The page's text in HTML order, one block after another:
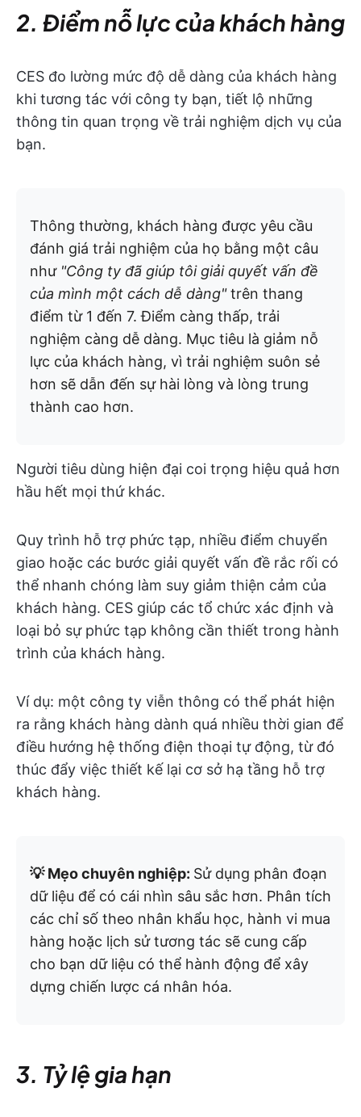
2. Điểm nỗ lực của khách hàng
CES đo lường mức độ dễ dàng của khách hàng
khi tương tác với công ty bạn, tiết lộ những
thông tin quan trọng về trải nghiệm dịch vụ của
bạn.
Thông thường, khách hàng được yêu cầu
đánh giá trải nghiệm của họ bằng một câu
như "Công ty đã giúp tôi giải quyết vấn đề
của mình một cách dễ dàng"trên thang
điểm từ 1 đến 7. Điểm càng thấp, trải
nghiệm càng dễ dàng. Mục tiêu là giảm nỗ
lực của khách hàng, vì trải nghiệm suôn sẻ
hơn sẽ dẫn đến sự hài lòng và lòng trung
thành cao hơn.
Người tiêu dùng hiện đại coi trọng hiệu quả hơn
hầu hết mọi thứ khác.
Quy trình hỗ trợ phức tạp, nhiều điểm chuyển
giao hoặc các bước giải quyết vấn đề rắc rối có
thể nhanh chóng làm suy giảm thiện cảm của
khách hàng. CES giúp các tổ chức xác định và
loại bỏ sự phức tạp không cần thiết trong hành
trình của khách hàng.
Ví dụ: một công ty viễn thông có thể phát hiện
ra rằng khách hàng dành quá nhiều thời gian để
điều hướng hệ thống điện thoại tự động, từ đó
thúc đẩy việc thiết kế lại cơ sở hạ tầng hỗ trợ
khách hàng.
💡 Mẹo chuyên nghiệp: Sử dụng phân đoạn
dữ liệu để có cái nhìn sâu sắc hơn. Phân tích
các chỉ số theo nhân khẩu học, hành vi mua
hàng hoặc lịch sử tương tác sẽ cung cấp
cho bạn dữ liệu có thể hành động để xây
dựng chiến lược cá nhân hóa.
3. Tỷ lệ gia hạn